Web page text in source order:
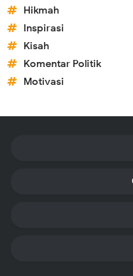
Hikmah
Inspirasi
Kisah
Komentar Politik
Motivasi